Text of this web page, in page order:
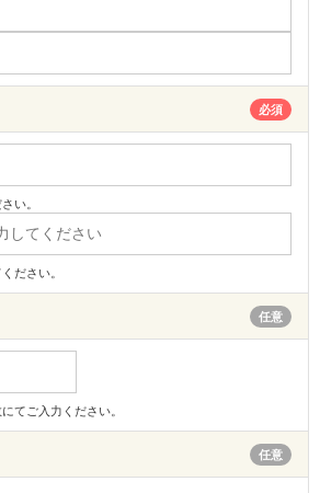
必須
い。
ださい。
任意
てご入力ください。
任意